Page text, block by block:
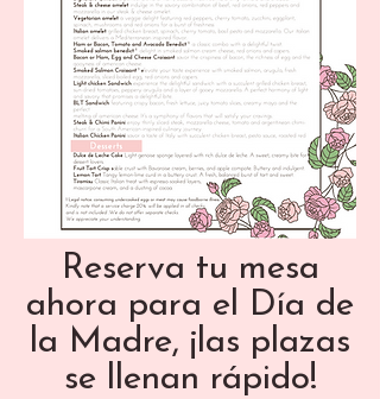
Reserva tu mesa
ahora para el Día de
la Madre, ¡las plazas
se llenan rápido!